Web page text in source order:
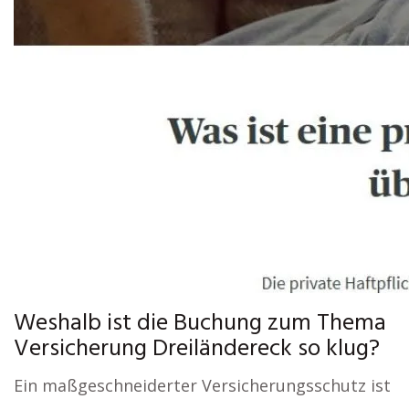
Weshalb ist die Buchung zum Thema
Versicherung Dreiländereck so klug?
Ein maßgeschneiderter Versicherungsschutz ist